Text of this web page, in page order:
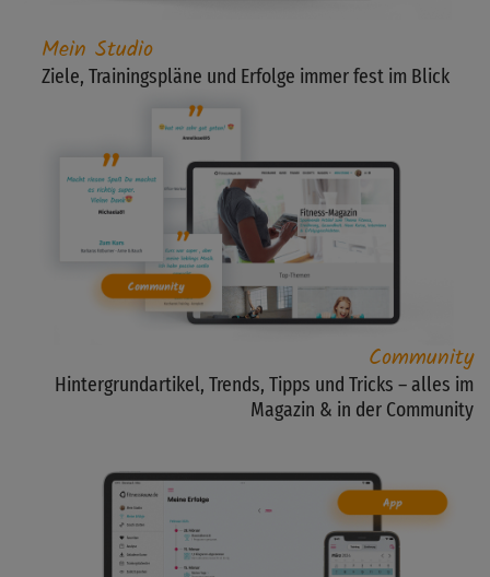
Mein Studio
Ziele, Trainingspläne und Erfolge immer fest im Blick
Community
Hintergrundartikel, Trends, Tipps und Tricks – alles im
Magazin & in der Community